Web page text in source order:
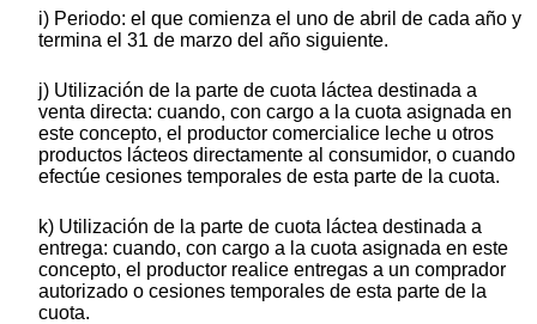
i) Periodo: el que comienza el uno de abril de cada año y
termina el 31 de marzo del año siguiente.
j) Utilización de la parte de cuota láctea destinada a
venta directa: cuando, con cargo a la cuota asignada en
este concepto, el productor comercialice leche u otros
productos lácteos directamente al consumidor, o cuando
efectúe cesiones temporales de esta parte de la cuota.
k) Utilización de la parte de cuota láctea destinada a
entrega: cuando, con cargo a la cuota asignada en este
concepto, el productor realice entregas a un comprador
autorizado o cesiones temporales de esta parte de la
cuota.